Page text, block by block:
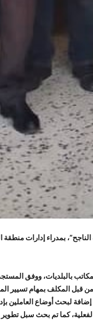
بمدراء إدارات
بالبلديات، ووفق
قبل المكلف بمهام تسيير
إضافة لبحث أوضاع العاملين
كما تم بحث سبل